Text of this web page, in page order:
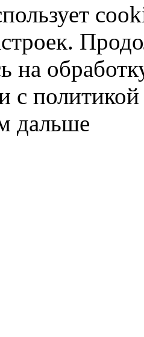
на
с
дальше